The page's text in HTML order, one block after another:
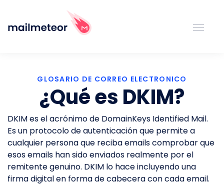
GLOSARIO DE CORREO ELECTRONICO
¿Qué es DKIM?
DKIM es el acrónimo de DomainKeys Identified Mail.
Es un protocolo de autenticación que permite a
cualquier persona que reciba emails comprobar que
esos emails han sido enviados realmente por el
remitente genuino. DKIM lo hace incluyendo una
firma digital en forma de cabecera con cada email.